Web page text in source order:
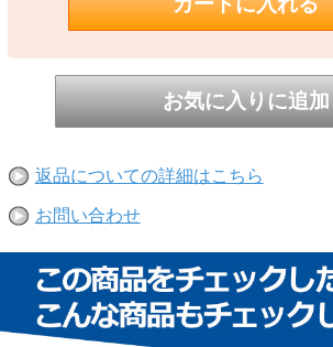
返品についての詳細はこちら
お問い合わせ